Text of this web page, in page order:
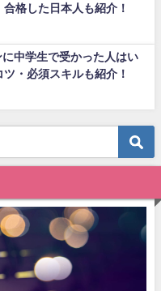
格した日本人も紹介！
中学生で受かった人はい
・必須スキルも紹介！